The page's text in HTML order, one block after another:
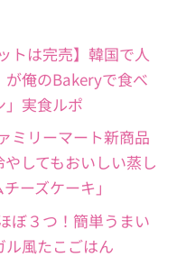
トは完売】韓国で人
俺のBakeryで食べ
」実食ルポ
ミリーマート新商品
してもおいしい蒸し
ーズケーキ」
ぼ３つ！簡単うまい
風たこごはん